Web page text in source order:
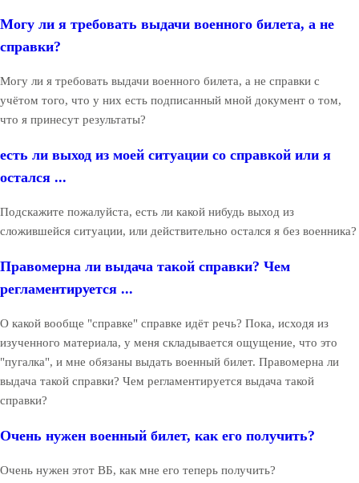
Могу ли я требовать выдачи военного билета, а не
справки?
Могу ли я требовать выдачи военного билета, а не справки с
учётом того, что у них есть подписанный мной документ о том,
что я принесут результаты?
есть ли выход из моей ситуации со справкой или я
остался ...
Подскажите пожалуйста, есть ли какой нибудь выход из
сложившейся ситуации, или действительно остался я без военника?
Правомерна ли выдача такой справки? Чем
регламентируется ...
О какой вообще "справке" справке идёт речь? Пока, исходя из
изученного материала, у меня складывается ощущение, что это
"пугалка", и мне обязаны выдать военный билет. Правомерна ли
выдача такой справки? Чем регламентируется выдача такой
справки?
Очень нужен военный билет, как его получить?
Очень нужен этот ВБ, как мне его теперь получить?